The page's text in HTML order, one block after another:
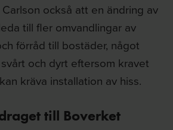
också att en ändring av
till fler omvandlingar av
förråd till bostäder, något
och dyrt eftersom kravet
kräva installation av hiss.
till Boverket